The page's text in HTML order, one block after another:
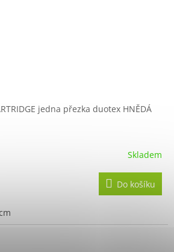
jedna přezka duotex HNĚDÁ
Skladem
Do košíku